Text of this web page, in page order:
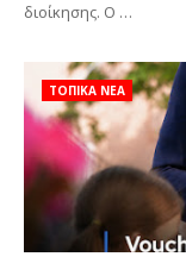
διοίκησης. Ο …
ΤΟΠΙΚΑ ΝΕΑ